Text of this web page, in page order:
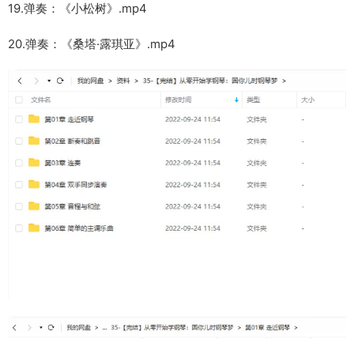
19.弹奏：《小松树》.mp4
20.弹奏：《桑塔·露琪亚》.mp4